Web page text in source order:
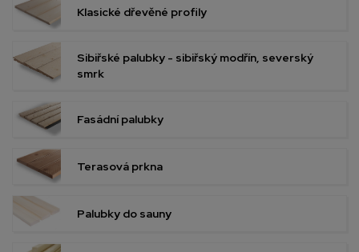
Klasické dřevěné profily
Sibiřské palubky - sibiřský modřín, severský
smrk
Fasádní palubky
Terasová prkna
Palubky do sauny